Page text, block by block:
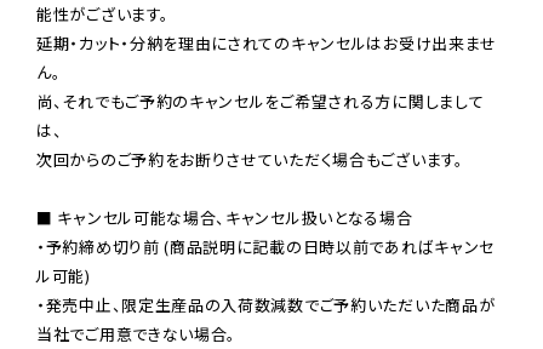
能性がございます。
延期・カット・分納を理由にされてのキャンセルはお受け出来ませ
ん。
尚、それでもご予約のキャンセルをご希望される方に関しまして
は、
次回からのご予約をお断りさせていただく場合もございます。
■ キャンセル可能な場合、キャンセル扱いとなる場合
・予約締め切り前 (商品説明に記載の日時以前であればキャンセ
ル可能)
・発売中止、限定生産品の入荷数減数でご予約いただいた商品が
当社でご用意できない場合。